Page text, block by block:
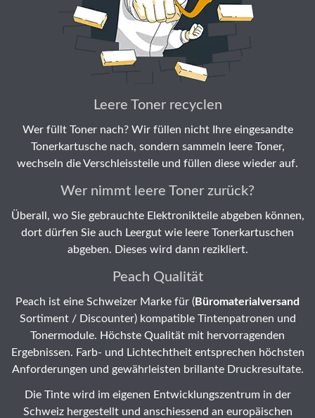
Leere Toner recyclen
Wer füllt Toner nach? Wir füllen nicht Ihre eingesandte
Tonerkartusche nach, sondern sammeln leere Toner,
wechseln die Verschleissteile und füllen diese wieder auf.
Wer nimmt leere Toner zurück?
Überall, wo Sie gebrauchte Elektronikteile abgeben können,
dort dürfen Sie auch Leergut wie leere Tonerkartuschen
abgeben. Dieses wird dann rezikliert.
Peach Qualität
Peach ist eine Schweizer Marke für (Büromaterialversand
Sortiment / Discounter) kompatible Tintenpatronen und
Tonermodule. Höchste Qualität mit hervorragenden
Ergebnissen. Farb- und Lichtechtheit entsprechen höchsten
Anforderungen und gewährleisten brillante Druckresultate.
Die Tinte wird im eigenen Entwicklungszentrum in der
Schweiz hergestellt und anschiessend an europäischen